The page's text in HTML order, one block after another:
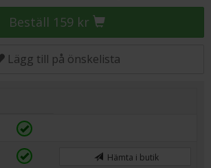
Beställ 159 kr
Lägg till på önskelista
Hämta i butik